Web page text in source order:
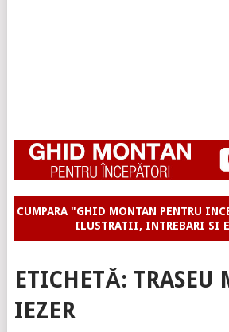
CUMPARA "GHID MONTAN PENTRU
ILUSTRATII, INTREBARI SI
ETICHETĂ:
IEZER